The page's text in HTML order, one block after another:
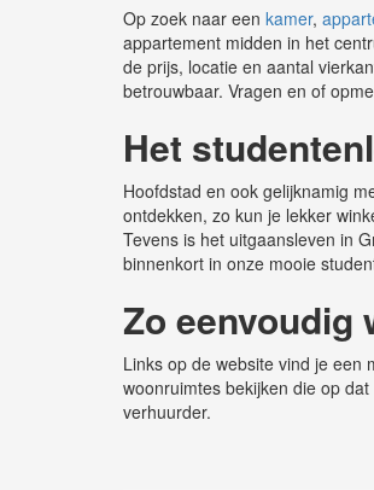
Op zoek naar een kamer,
appartement midden in het
de prijs, locatie en aantal
betrouwbaar. Vragen en of
Het
Hoofdstad en ook gelijknamig
ontdekken, zo kun je lekker
Tevens is het uitgaansleven in
binnenkort in onze mooie
Zo eenvoudig
Links op de website vind je een
woonruimtes bekijken die op
verhuurder.